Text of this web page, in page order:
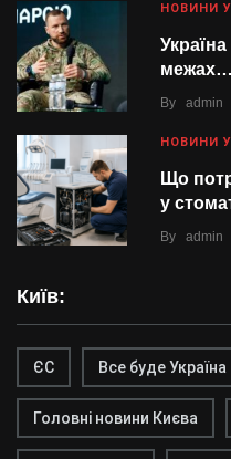
НОВИНИ
межах…
By admin
НОВИНИ
Що
у
By admin
Київ:
ЄС Все буде Україна
Головні новини Києва